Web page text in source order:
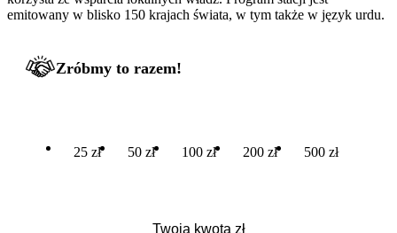
emitowany w blisko 150 krajach świata, w tym także w język urdu.
Zróbmy to razem!
25 zł 50 zł 100 zł 200 zł 500 zł